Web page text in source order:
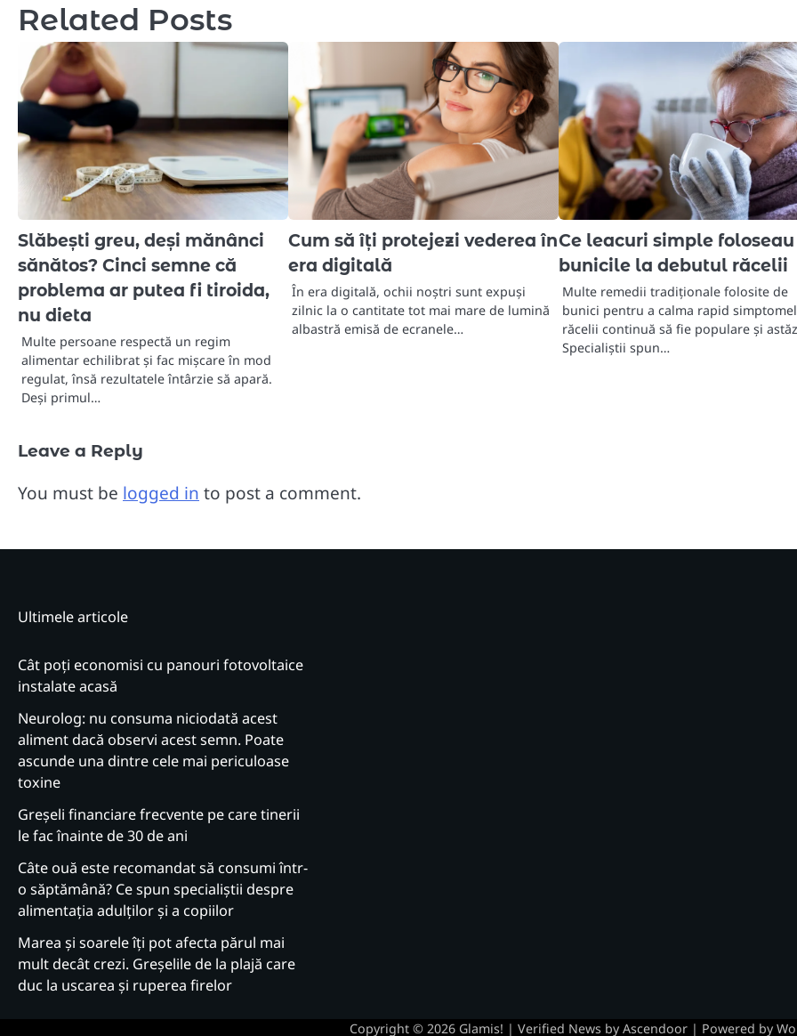
Related Posts
Slăbești greu, deși mănânci
sănătos? Cinci semne că
problema ar putea fi tiroida,
nu dieta
Multe persoane respectă un regim
alimentar echilibrat și fac mișcare în mod
regulat, însă rezultatele întârzie să apară.
Deși primul…
Cum să îți protejezi vederea în
era digitală
În era digitală, ochii noștri sunt expuși
zilnic la o cantitate tot mai mare de lumină
albastră emisă de ecranele…
Ce leacuri simple foloseau
bunicile la debutul răcelii
Multe remedii tradiționale folosite de
bunici pentru a calma rapid
răcelii continuă să fie populare și
Specialiștii spun…
Leave a Reply
You must be logged in to post a comment.
Ultimele articole
Cât poți economisi cu panouri fotovoltaice
instalate acasă
Neurolog: nu consuma niciodată acest
aliment dacă observi acest semn. Poate
ascunde una dintre cele mai periculoase
toxine
Greșeli financiare frecvente pe care tinerii
le fac înainte de 30 de ani
Câte ouă este recomandat să consumi într-
o săptămână? Ce spun specialiștii despre
alimentația adulților și a copiilor
Marea și soarele îți pot afecta părul mai
mult decât crezi. Greșelile de la plajă care
duc la uscarea și ruperea firelor
Copyright © 2026 Glamis! | Verified News by Ascendoor | Powered by